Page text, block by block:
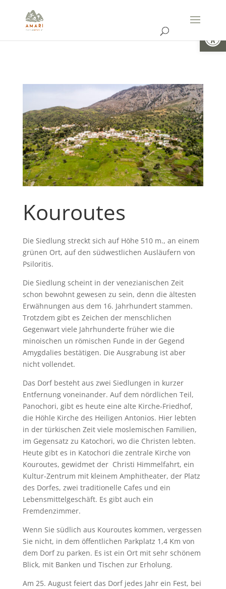
Kouroutes
Die Siedlung streckt sich auf Höhe 510 m., an einem
grünen Ort, auf den südwestlichen Ausläufern von
Psiloritis.
Die Siedlung scheint in der venezianischen Zeit
schon bewohnt gewesen zu sein, denn die ältesten
Erwähnungen aus dem 16. Jahrhundert stammen.
Trotzdem gibt es Zeichen der menschlichen
Gegenwart viele Jahrhunderte früher wie die
minoischen un römischen Funde in der Gegend
Amygdalies bestätigen. Die Ausgrabung ist aber
nicht vollendet.
Das Dorf besteht aus zwei Siedlungen in kurzer
Entfernung voneinander. Auf dem nördlichen Teil,
Panochori, gibt es heute eine alte Kirche-Friedhof,
die Höhle Kirche des Heiligen Antonios. Hier lebten
in der türkischen Zeit viele moslemischen Familien,
im Gegensatz zu Katochori, wo die Christen lebten.
Heute gibt es in Katochori die zentrale Kirche von
Kouroutes, gewidmet der Christi Himmelfahrt, ein
Kultur-Zentrum mit kleinem Amphitheater, der Platz
des Dorfes, zwei traditionelle Cafes und ein
Lebensmittelgeschäft. Es gibt auch ein
Fremdenzimmer.
Wenn Sie südlich aus Kouroutes kommen, vergessen
Sie nicht, in dem öffentlichen Parkplatz 1,4 Km von
dem Dorf zu parken. Es ist ein Ort mit sehr schönem
Blick, mit Banken und Tischen zur Erholung.
Am 25. August feiert das Dorf jedes Jahr ein Fest, bei